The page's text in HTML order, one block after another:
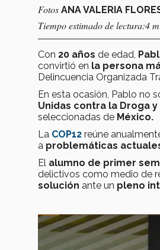
Fotos ANA VALERIA
Tiempo estimado de lectura:4
Con 20 años de edad,
convirtió en la persona
Delincuencia Organizada
En esta ocasión, Pablo no
Unidas contra la Droga
seleccionadas de México.
La COP12 reúne
a problemáticas
El alumno de primer
delictivos como medio de
solución ante un pleno